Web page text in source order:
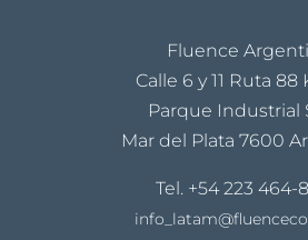
Fluence
Calle 6 y 11 Ruta 88
Parque Industrial
Mar del Plata 7600
Tel. +54 223 464-